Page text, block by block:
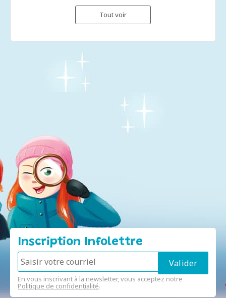
Tout voir
Inscription Infolettre
En vous inscrivant à la newsletter, vous acceptez notre
Politique de confidentialité.